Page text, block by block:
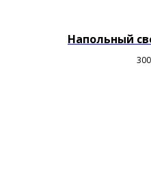
Напольный